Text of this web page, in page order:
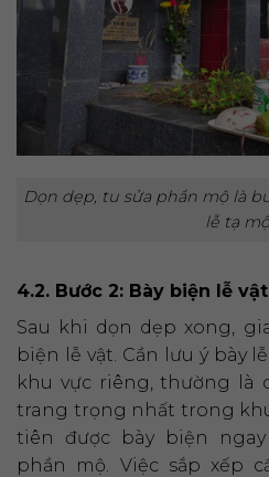
Dọn dẹp, tu sửa phần mộ là
lễ tạ
4.2. Bước 2: Bày biện lễ vật
Sau khi dọn dẹp xong,
biện lễ vật. Cần lưu ý bày
khu vực riêng, thường là
trang trọng nhất trong
tiên được bày biện
phần mộ. Việc sắp xếp